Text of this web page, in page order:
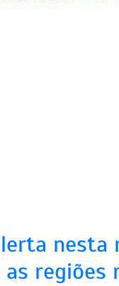
regiões